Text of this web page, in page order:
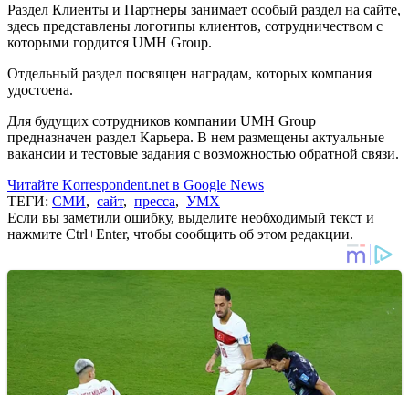
Раздел Клиенты и Партнеры занимает особый раздел на сайте,
здесь представлены логотипы клиентов, сотрудничеством с
которыми гордится UMH Group.
Отдельный раздел посвящен наградам, которых компания
удостоена.
Для будущих сотрудников компании UMH Group
предназначен раздел Карьера. В нем размещены актуальные
вакансии и тестовые задания с возможностью обратной связи.
Читайте Korrespondent.net в Google News
ТЕГИ: СМИ, сайт, пресса, УМХ
Если вы заметили ошибку, выделите необходимый текст и
нажмите Ctrl+Enter, чтобы сообщить об этом редакции.